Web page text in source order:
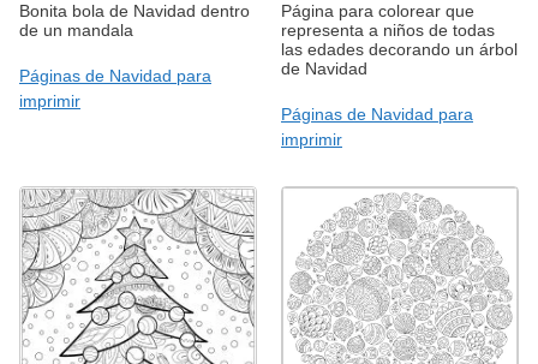
Bonita bola de Navidad dentro
de un mandala
Páginas de Navidad para
imprimir
Página para colorear que
representa a niños de todas
las edades decorando un árbol
de Navidad
Páginas de Navidad para
imprimir